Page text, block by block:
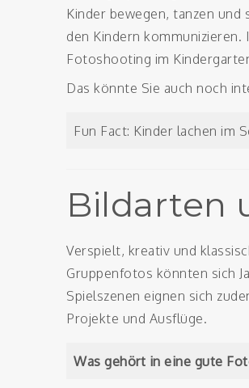
Kinder bewegen, tanzen
den Kindern
Fotoshooting im
Das könnte Sie auch noch
Fun Fact: Kinder lachen im
Bildarten
Verspielt, kreativ und
Gruppenfotos könnten sich
Spielszenen eignen sich
Projekte und Ausflüge.
Was gehört in eine gute